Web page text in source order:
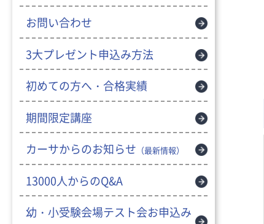
お問い合わせ
3大プレゼント申込み方法
初めての方へ・合格実績
期間限定講座
カーサからのお知らせ （最新情報）
13000人からのQ&A
幼・小受験会場テスト会お申込み